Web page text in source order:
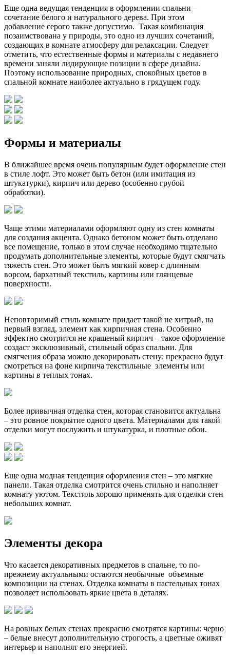
Еще одна ведущая тенденция в оформлении спальни –
сочетание белого и натурального дерева. При этом
добавление серого также допустимо. Такая комбинация
позаимствована у природы, это одно из лучших сочетаний,
создающих в комнате атмосферу для релаксации. Следует
отметить, что естественные формы и материалы с недавнего
времени заняли лидирующие позиции в сфере дизайна.
Поэтому использование природных, спокойных цветов в
спальной комнате наиболее актуально в грядущем году.
Формы и материалы
В ближайшее время очень популярным будет оформление стен
в стиле лофт. Это может быть бетон (или имитация из
штукатурки), кирпич или дерево (особенно грубой
обработки).
Чаще этими материалами оформляют одну из стен комнаты
для создания акцента. Однако бетоном может быть отделано
все помещение, только в этом случае необходимо тщательно
продумать дополнительные элементы, которые будут смягчать
тяжесть стен. Это может быть мягкий ковер с длинным
ворсом, бархатный текстиль, картины или глянцевые
поверхности.
Неповторимый стиль комнате придает такой не хитрый, на
первый взгляд, элемент как кирпичная стена. Особенно
эффектно смотрится не крашеный кирпич – такое оформление
создаст эксклюзивный, стильный образ спальни. Для
смягчения образа можно декорировать стену: прекрасно будут
смотреться на фоне кирпича текстильные элементы или
картины в теплых тонах.
Более привычная отделка стен, которая становится актуальна
– это ровное покрытие одного цвета. Материалами для такой
отделки могут послужить и штукатурка, и плотные обои.
Еще одна модная тенденция оформления стен – это мягкие
панели. Такая отделка смотрится очень стильно и наполняет
комнату уютом. Текстиль хорошо применять для отделки стен
небольших комнат.
Элементы декора
Что касается декоративных предметов в спальне, то по-
прежнему актуальными остаются необычные объемные
композиции на стенах. Отделка комнаты в пастельных тонах
позволяет использовать яркие цвета в деталях.
На ровных белых стенах прекрасно смотрятся картины: черно
– белые внесут дополнительную строгость, а цветные оживят
интерьер и наполнят его энергией.